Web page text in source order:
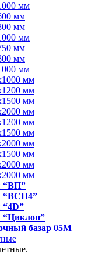
мм
мм
мм
мм
мм
мм
мм
мм
мм
мм
мм
мм
мм
мм
мм
мм
мм
“ВП”
“ВСП4”
“Циклоп”
базар 05M